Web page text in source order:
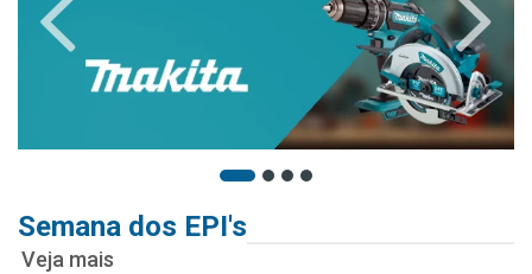
Semana dos EPI's
Veja mais